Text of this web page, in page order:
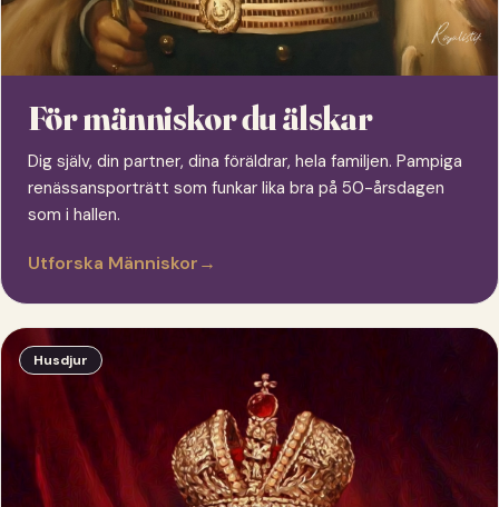
För människor du älskar
Dig själv, din partner, dina föräldrar, hela familjen. Pampiga
renässansporträtt som funkar lika bra på 50-årsdagen
som i hallen.
Utforska Människor→
Husdjur